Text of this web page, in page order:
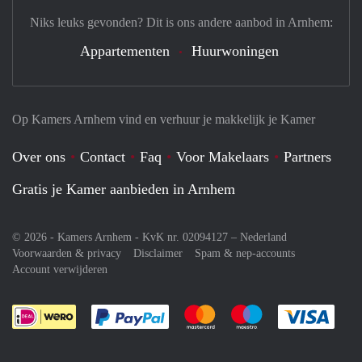
Op Kamers Arnhem vind en verhuur je makkelijk je Kamer
Over ons Contact Faq Voor Makelaars
Partners
Gratis je Kamer aanbieden in Arnhem
© 2026 - Kamers Arnhem - KvK nr. 02094127 – Nederland
Voorwaarden & privacy
Disclaimer
Spam & nep-accounts
Account verwijderen
Je rekent gemakkelijk af met Paypal
Je rekent gemakkelijk af met
Je rekent
Niks leuks gevonden? Dit is ons andere aanbod in Arnhem:
Appartementen Huurwoningen